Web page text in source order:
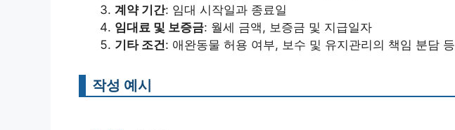
계약 기간: 임대 시작일과 종료일
임대료 및 보증금: 월세 금액, 보증금 및 지급일자
기타 조건: 애완동물 허용 여부, 보수 및 유지관리의 책임 분담 등
작성 예시